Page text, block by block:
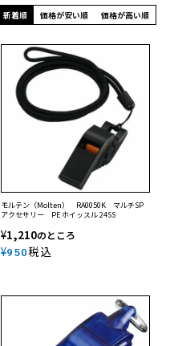
新着順 価格が安い順 価格が高い順
モルテン（Molten） RA0050K マルチSP
アクセサリー PE ホイッスル 24SS
¥1,210のところ
¥950税込